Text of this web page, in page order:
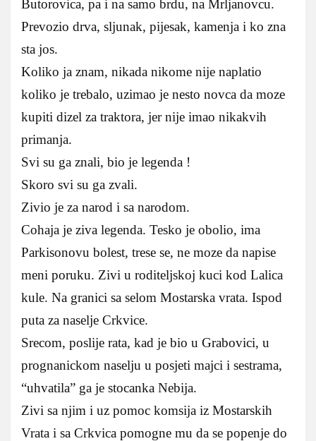
Butorovica, pa i na samo brdu, na Mrljanovcu.
Prevozio drva, sljunak, pijesak, kamenja i ko zna
sta jos.
Koliko ja znam, nikada nikome nije naplatio
koliko je trebalo, uzimao je nesto novca da moze
kupiti dizel za traktora, jer nije imao nikakvih
primanja.
Svi su ga znali, bio je legenda !
Skoro svi su ga zvali.
Zivio je za narod i sa narodom.
Cohaja je ziva legenda. Tesko je obolio, ima
Parkisonovu bolest, trese se, ne moze da napise
meni poruku. Zivi u roditeljskoj kuci kod Lalica
kule. Na granici sa selom Mostarska vrata. Ispod
puta za naselje Crkvice.
Srecom, poslije rata, kad je bio u Grabovici, u
prognanickom naselju u posjeti majci i sestrama,
“uhvatila” ga je stocanka Nebija.
Zivi sa njim i uz pomoc komsija iz Mostarskih
Vrata i sa Crkvica pomogne mu da se popenje do